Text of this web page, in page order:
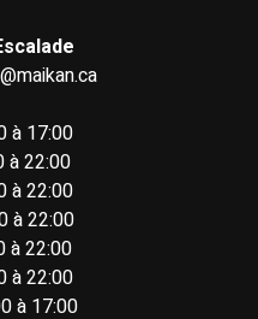
à 17:00
à 22:00
à 22:00
à 22:00
à 22:00
à 22:00
à 17:00